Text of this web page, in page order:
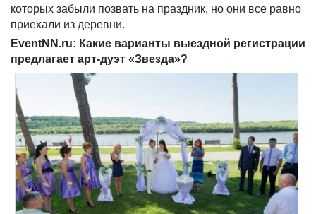
которых забыли позвать на праздник, но они все равно
приехали из деревни.
EventNN.ru: Какие варианты выездной регистрации
предлагает арт-дуэт «Звезда»?